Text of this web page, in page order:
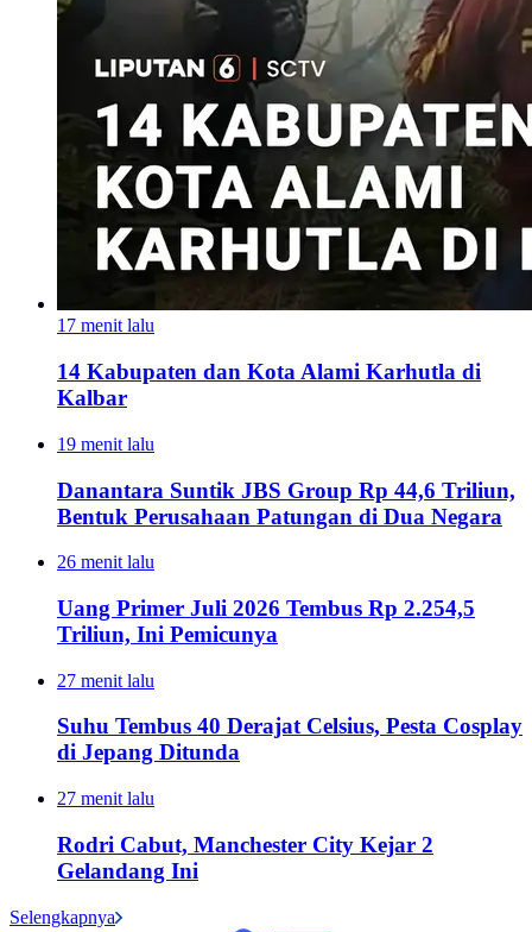
17 menit lalu
14 Kabupaten dan Kota Alami Karhutla di
Kalbar
19 menit lalu
Danantara Suntik JBS Group Rp 44,6 Triliun,
Bentuk Perusahaan Patungan di Dua Negara
26 menit lalu
Uang Primer Juli 2026 Tembus Rp 2.254,5
Triliun, Ini Pemicunya
27 menit lalu
Suhu Tembus 40 Derajat Celsius, Pesta Cosplay
di Jepang Ditunda
27 menit lalu
Rodri Cabut, Manchester City Kejar 2
Gelandang Ini
Selengkapnya